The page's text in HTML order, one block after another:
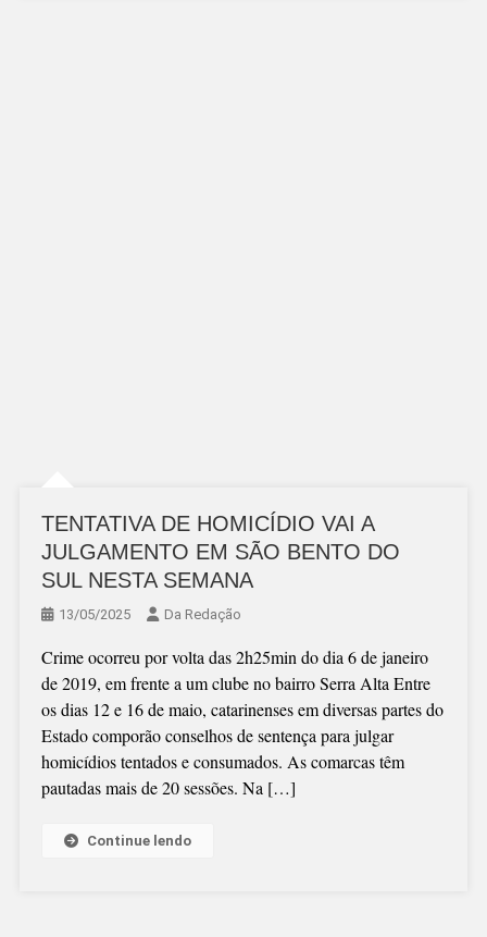
TENTATIVA DE HOMICÍDIO VAI A
JULGAMENTO EM SÃO BENTO DO
SUL NESTA SEMANA
13/05/2025 Da Redação
Crime ocorreu por volta das 2h25min do dia 6 de janeiro
de 2019, em frente a um clube no bairro Serra Alta Entre
os dias 12 e 16 de maio, catarinenses em diversas partes do
Estado comporão conselhos de sentença para julgar
homicídios tentados e consumados. As comarcas têm
pautadas mais de 20 sessões. Na […]
Continue lendo